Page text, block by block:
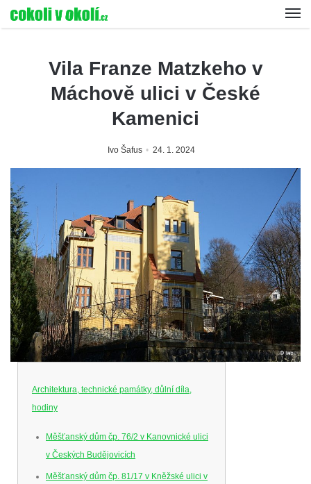
Vila Franze Matzkeho v
Máchově ulici v České
Kamenici
Ivo Šafus 24. 1. 2024
Architektura, technické památky, důlní díla,
hodiny
Měšťanský dům čp. 76/2 v Kanovnické ulici
v Českých Budějovicích
Měšťanský dům čp. 81/17 v Kněžské ulici v